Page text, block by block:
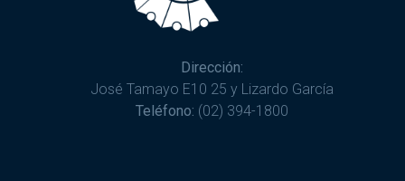
Dirección:
José Tamayo E10 25 y Lizardo García
Teléfono: (02) 394-1800